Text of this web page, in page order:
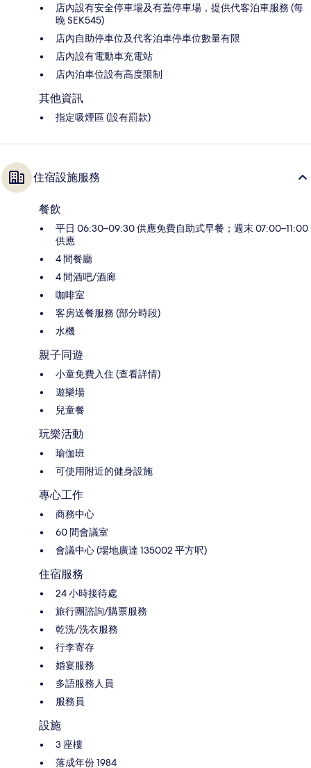
店內設有安全停車場及有蓋停車場，提供代客泊車服務 (每
晚 SEK545)
店內自助停車位及代客泊車停車位數量有限
店內設有電動車充電站
店內泊車位設有高度限制
其他資訊
指定吸煙區 (設有罰款)
住宿設施服務
餐飲
平日 06:30–09:30 供應免費自助式早餐；週末 07:00–11:00
供應
4 間餐廳
4 間酒吧/酒廊
咖啡室
客房送餐服務 (部分時段)
水機
親子同遊
小童免費入住 (查看詳情)
遊樂場
兒童餐
玩樂活動
瑜伽班
可使用附近的健身設施
專心工作
商務中心
60 間會議室
會議中心 (場地廣達 135002 平方呎)
住宿服務
24 小時接待處
旅行團諮詢/購票服務
乾洗/洗衣服務
行李寄存
婚宴服務
多語服務人員
服務員
設施
3 座樓
落成年份 1984